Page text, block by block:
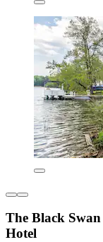
The Black
Hotel